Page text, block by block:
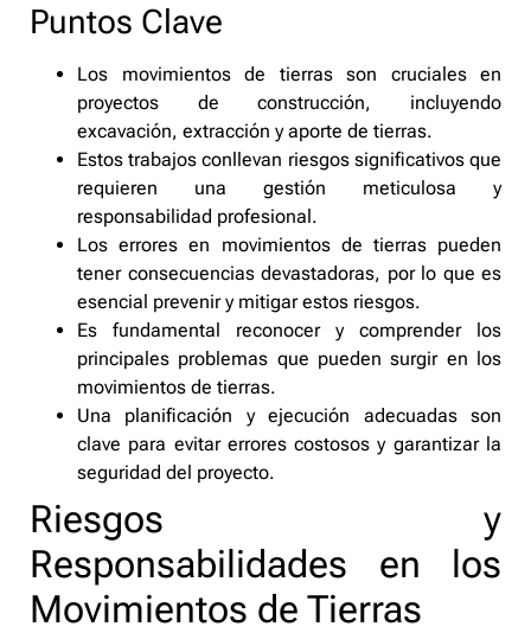
Puntos Clave
Los movimientos de tierras son cruciales en
proyectos de construcción, incluyendo
excavación, extracción y aporte de tierras.
Estos trabajos conllevan riesgos significativos que
requieren una gestión meticulosa y
responsabilidad profesional.
Los errores en movimientos de tierras pueden
tener consecuencias devastadoras, por lo que es
esencial prevenir y mitigar estos riesgos.
Es fundamental reconocer y comprender los
principales problemas que pueden surgir en los
movimientos de tierras.
Una planificación y ejecución adecuadas son
clave para evitar errores costosos y garantizar la
seguridad del proyecto.
Riesgos y
Responsabilidades en los
Movimientos de Tierras